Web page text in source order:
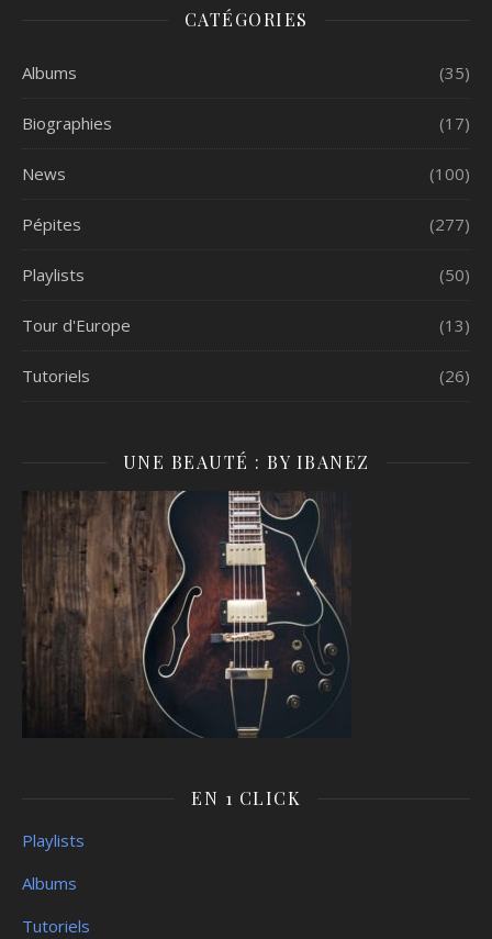
CATÉGORIES
Albums (35)
Biographies (17)
News (100)
Pépites (277)
Playlists (50)
Tour d'Europe (13)
Tutoriels (26)
UNE BEAUTÉ : BY IBANEZ
EN 1 CLICK
Playlists
Albums
Tutoriels